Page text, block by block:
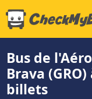
Bus de
Brava
billets